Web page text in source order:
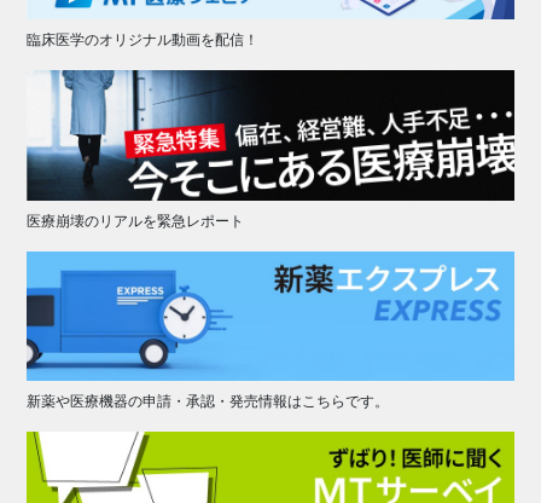
臨床医学のオリジナル動画を配信！
医療崩壊のリアルを緊急レポート
新薬や医療機器の申請・承認・発売情報はこちらです。